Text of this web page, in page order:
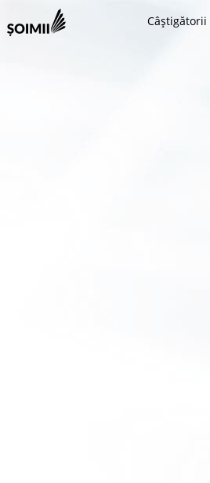
Câștigătorii